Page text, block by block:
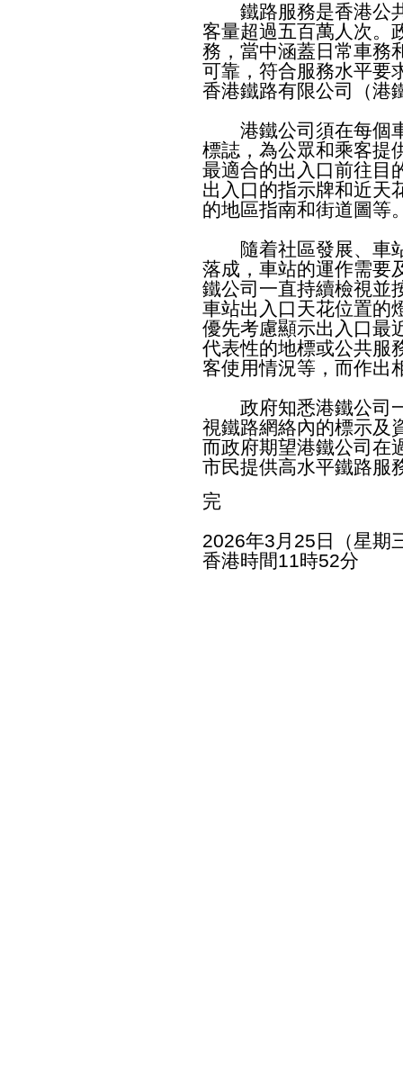
鐵路服務是香港公共
客量超過五百萬人次。
務，當中涵蓋日常車務
可靠，符合服務水平要
香港鐵路有限公司（港
港鐵公司須在每個車
標誌，為公眾和乘客提
最適合的出入口前往目
出入口的指示牌和近天
的地區指南和街道圖等
隨着社區發展、車站
落成，車站的運作需要
鐵公司一直持續檢視並
車站出入口天花位置的
優先考慮顯示出入口最
代表性的地標或公共服
客使用情況等，而作出
政府知悉港鐵公司一
視鐵路網絡內的標示及
而政府期望港鐵公司在
市民提供高水平鐵路服
完
2026年3月25日（星期
香港時間11時52分